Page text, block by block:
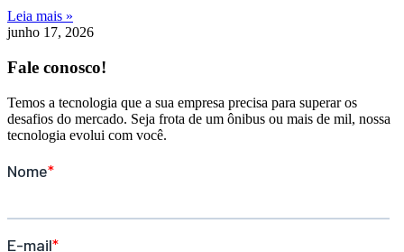
Leia mais »
junho 17, 2026
Fale conosco!
Temos a tecnologia que a sua empresa precisa para superar os
desafios do mercado. Seja frota de um ônibus ou mais de mil, nossa
tecnologia evolui com você.